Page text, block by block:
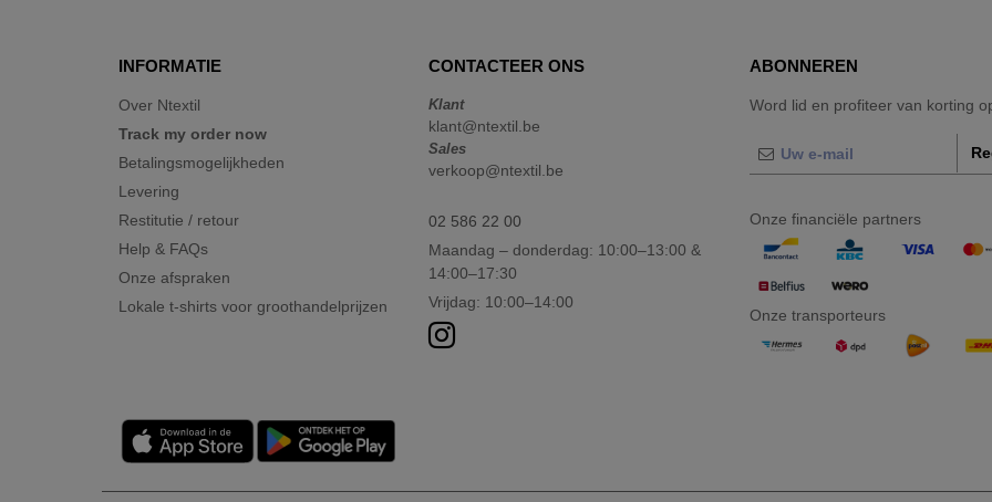
INFORMATIE
Over Ntextil
Track my order now
Betalingsmogelijkheden
Levering
Restitutie / retour
Help & FAQs
Onze afspraken
Lokale t-shirts voor groothandelprijzen
CONTACTEER ONS
Klant
klant@ntextil.be
Sales
verkoop@ntextil.be
02 586 22 00
Maandag – donderdag: 10:00–13:00 &
14:00–17:30
Vrijdag: 10:00–14:00
ABONNEREN
Word lid en profiteer van korting
Onze financiële partners
Onze transporteurs